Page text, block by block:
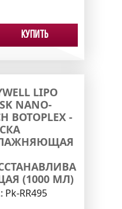
Купить
LIPO
NANO-
BOTOPLEX -
(1000 МЛ)
Pk-RR495